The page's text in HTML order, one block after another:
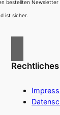
bestellten Newsletter
ist sicher.
Rechtliches